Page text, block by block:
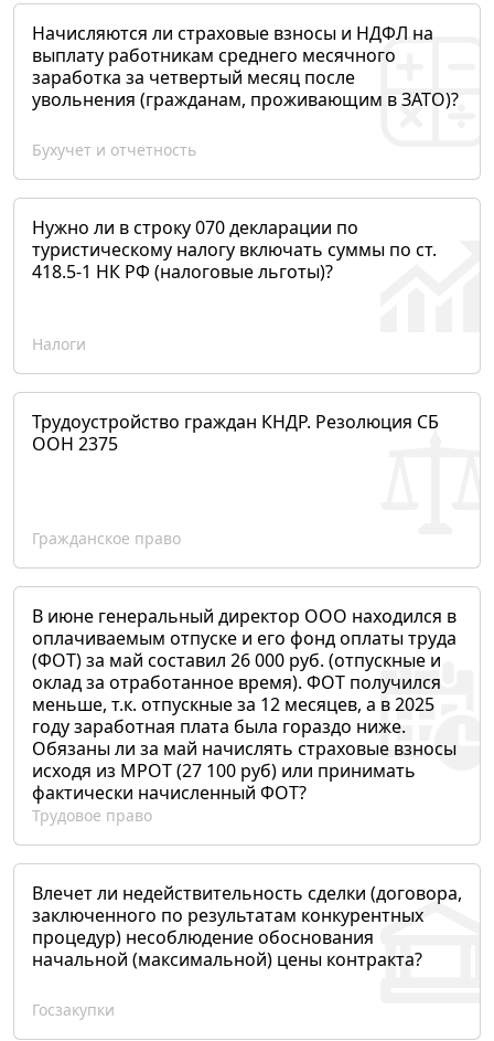
Начисляются ли страховые взносы и НДФЛ на
выплату работникам среднего месячного
заработка за четвертый месяц после
увольнения (гражданам, проживающим в ЗАТО)?
Бухучет и отчетность
Нужно ли в строку 070 декларации по
туристическому налогу включать суммы по ст.
418.5-1 НК РФ (налоговые льготы)?
Налоги
Трудоустройство граждан КНДР. Резолюция СБ
ООН 2375
Гражданское право
В июне генеральный директор ООО находился в
оплачиваемым отпуске и его фонд оплаты труда
(ФОТ) за май составил 26 000 руб. (отпускные и
оклад за отработанное время). ФОТ получился
меньше, т.к. отпускные за 12 месяцев, а в 2025
году заработная плата была гораздо ниже.
Обязаны ли за май начислять страховые взносы
исходя из МРОТ (27 100 руб) или принимать
фактически начисленный ФОТ?
Трудовое право
Влечет ли недействительность сделки (договора,
заключенного по результатам конкурентных
процедур) несоблюдение обоснования
начальной (максимальной) цены контракта?
Госзакупки